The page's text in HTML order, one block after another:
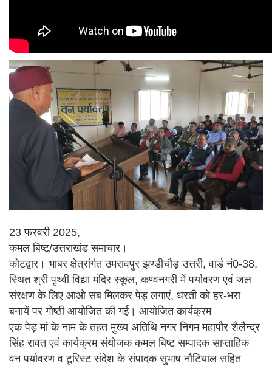
23 फरवरी 2025,
कमल बिष्ट/उत्तराखंड समाचार।
कोटद्वार। भाबर क्षेत्रांर्गत उमरावपुर झण्डीचौड़ उत्तरी, वार्ड नं0-38,
स्थित श्री पृथ्वी विद्या मंदिर स्कूल, कण्वनगरी में पर्यावरण एवं जल
संरक्षण के लिए आओ सब मिलकर पेड़ लगाएं, धरती को हर-भरा
बनायें पर गोष्ठी आयोजित की गई। आयोजित कार्यक्रम
एक पेड़ मां के नाम के तहत मुख्य अतिथि नगर निगम महापौर शैलैन्द्र
सिंह रावत एवं कार्यक्रम संयोजक कमल बिष्ट सम्पादक साप्ताहिक
वन पर्यावरण व टूरिस्ट संदेश के संपादक सुभाष नौटियाल सहित